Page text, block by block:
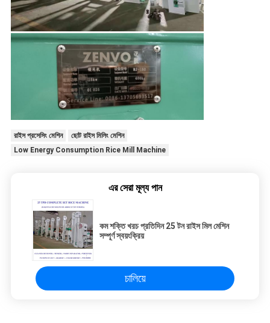
রাইস প্রসেসিং মেশিন
ছোট রাইস মিলিং মেশিন
Low Energy Consumption Rice Mill Machine
এর সেরা মূল্য পান
কম শক্তি খরচ প্রতিদিন 25 টন রাইস মিল মেশিন
সম্পূর্ণ স্বয়ংক্রিয়
চালিয়ে